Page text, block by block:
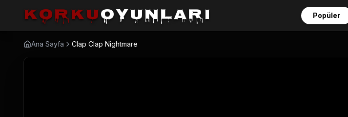
korkuoyunları Popüler
Ana Sayfa Clap Clap Nightmare